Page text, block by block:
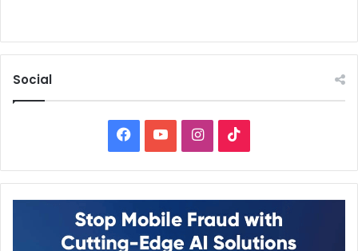
Social
Facebook
YouTubeInstagram